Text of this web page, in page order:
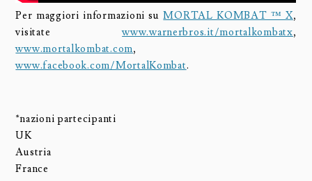
Per maggiori informazioni suMORTAL KOMBAT ™ X,
visitatewww.warnerbros.it/mortalkombatx,
www.mortalkombat.com,
www.facebook.com/MortalKombat.
*nazioni partecipanti
UK
Austria
France